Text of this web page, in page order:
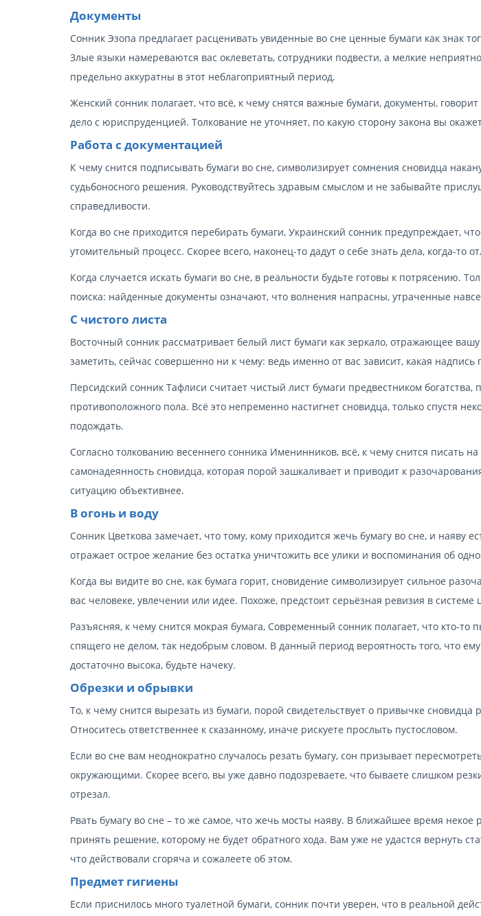
Документы
Сонник Эзопа предлагает расценивать увиденные во сне ценные бумаги как знак
Злые языки намереваются вас оклеветать, сотрудники подвести, а мелкие
предельно аккуратны в этот неблагоприятный период.
Женский сонник полагает, что всё, к чему снятся важные бумаги, документы,
дело с юриспруденцией. Толкование не уточняет, по какую сторону закона вы
Работа с документацией
К чему снится подписывать бумаги во сне, символизирует сомнения сновидца
судьбоносного решения. Руководствуйтесь здравым смыслом и не забывайте
справедливости.
Когда во сне приходится перебирать бумаги, Украинский сонник предупреждает,
утомительный процесс. Скорее всего, наконец-то дадут о себе знать дела, когда-то
Когда случается искать бумаги во сне, в реальности будьте готовы к потрясению.
поиска: найденные документы означают, что волнения напрасны, утраченные
С чистого листа
Восточный сонник рассматривает белый лист бумаги как зеркало, отражающее
заметить, сейчас совершенно ни к чему: ведь именно от вас зависит, какая надпись
Персидский сонник Тафлиси считает чистый лист бумаги предвестником богатства,
противоположного пола. Всё это непременно настигнет сновидца, только спустя
подождать.
Согласно толкованию весеннего сонника Именинников, всё, к чему снится писать
самонадеянность сновидца, которая порой зашкаливает и приводит к
ситуацию объективнее.
В огонь и воду
Сонник Цветкова замечает, что тому, кому приходится жечь бумагу во сне, и наяву
отражает острое желание без остатка уничтожить все улики и воспоминания об
Когда вы видите во сне, как бумага горит, сновидение символизирует сильное
вас человеке, увлечении или идее. Похоже, предстоит серьёзная ревизия в системе
Разъясняя, к чему снится мокрая бумага, Современный сонник полагает, что кто-то
спящего не делом, так недобрым словом. В данный период вероятность того, что
достаточно высока, будьте начеку.
Обрезки и обрывки
То, к чему снится вырезать из бумаги, порой свидетельствует о привычке сновидца
Относитесь ответственнее к сказанному, иначе рискуете прослыть пустословом.
Если во сне вам неоднократно случалось резать бумагу, сон призывает
окружающими. Скорее всего, вы уже давно подозреваете, что бываете слишком
отрезал.
Рвать бумагу во сне – то же самое, что жечь мосты наяву. В ближайшее время некое
принять решение, которому не будет обратного хода. Вам уже не удастся вернуть
что действовали сгоряча и сожалеете об этом.
Предмет гигиены
Если приснилось много туалетной бумаги, сонник почти уверен, что в реальной